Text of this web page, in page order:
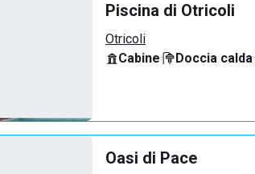
Piscina di Otricoli
Otricoli
Cabine· Doccia calda·
Oasi di Pace